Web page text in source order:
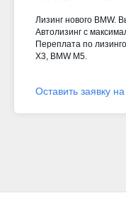
Лизинг нового BMW.
Автолизинг с
Переплата по
X3, BMW M5.
Оставить заявку